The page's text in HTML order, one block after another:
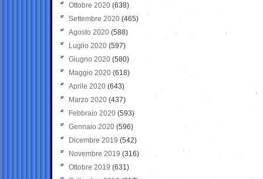
Ottobre 2020 (638)
Settembre 2020(465)
Agosto 2020 (588)
Luglio 2020 (597)
Giugno 2020 (580)
Maggio 2020 (618)
Aprile 2020 (643)
Marzo 2020 (437)
Febbraio 2020 (593)
Gennaio 2020 (596)
Dicembre 2019 (542)
Novembre 2019 (316)
Ottobre 2019 (631)